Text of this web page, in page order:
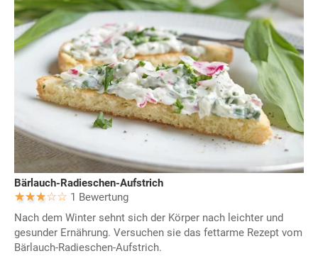
Bärlauch-Radieschen-Aufstrich
1 Bewertung
Nach dem Winter sehnt sich der Körper nach leichter und
gesunder Ernährung. Versuchen sie das fettarme Rezept vom
Bärlauch-Radieschen-Aufstrich.